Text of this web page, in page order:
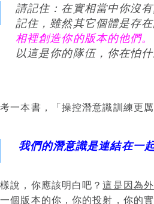
請記住：在實相當中你沒
記住，雖然其它個體是存
相裡創造你的版本的他們。
以這是你的隊伍，你在怕
一本書，「操控潛意識訓練更
我們的潛意識是連結在一
說，你應該明白吧？這是因為
個版本的你，你的投射，你的